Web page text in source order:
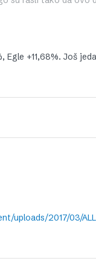
+11,68%. Još
2017/03/